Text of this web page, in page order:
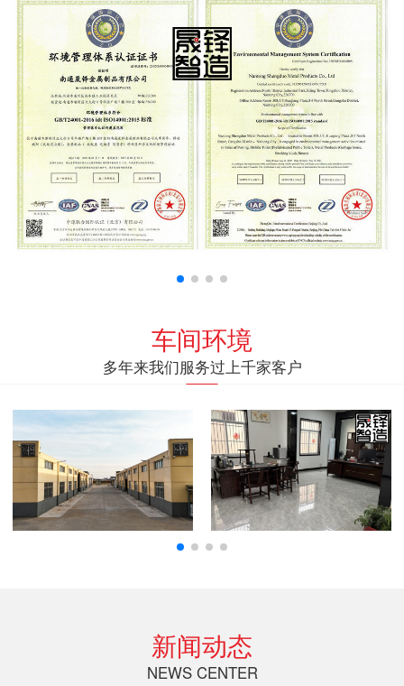
车间环境
多年来我们服务过上千家客户
新闻动态
NEWS CENTER